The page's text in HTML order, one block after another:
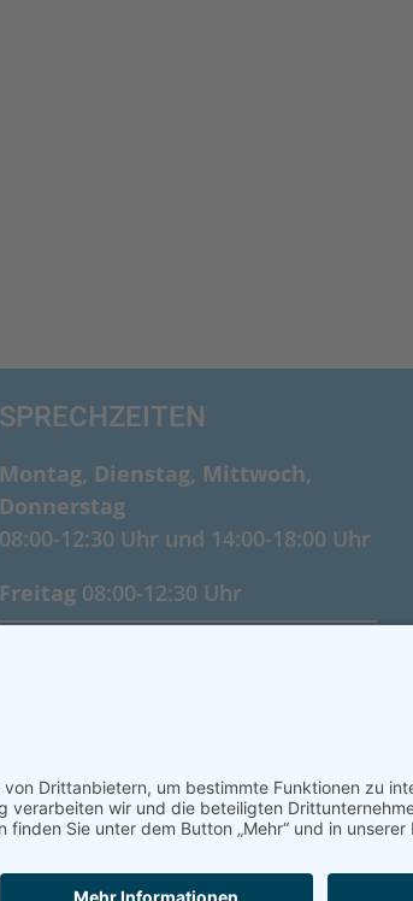
SPRECHZEITEN
Montag, Dienstag, Mittwoch,
Donnerstag
08:00-12:30 Uhr und 14:00-18:00 Uhr
Freitag 08:00-12:30 Uhr